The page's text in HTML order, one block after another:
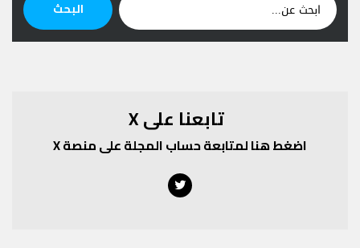
عن:
البحث
تابعنا على X
اضغط هنا لمتابعة حساب المجلة على منصة X
Twitter